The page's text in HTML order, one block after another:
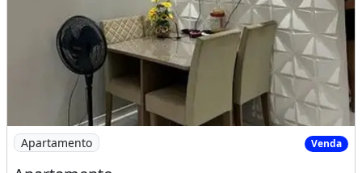
Imagem: Apartamento
Apartamento Venda